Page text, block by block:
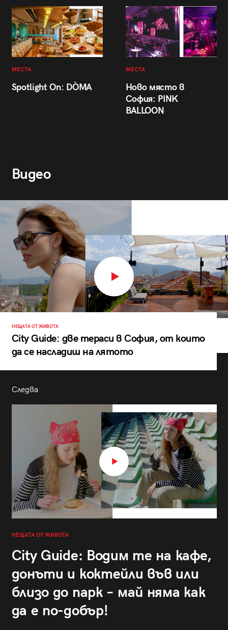
МЕСТА
Spotlight On: DÒMA
МЕСТА
Ново място в
София: PINK
BALLOON
Видео
НЕЩАТА ОТ ЖИВОТА
City Guide: две тераси в София, от които
да се насладиш на лятото
Следва
НЕЩАТА ОТ ЖИВОТА
City Guide: Водим те на кафе,
донъти и коктейли във или
близо до парк – май няма как
да е по-добър!